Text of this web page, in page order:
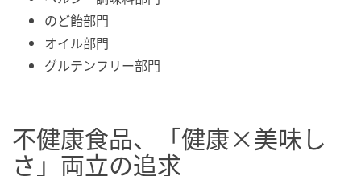
のど飴部門
オイル部門
グルテンフリー部門
不健康食品、「健康×美味し
さ」両立の追求